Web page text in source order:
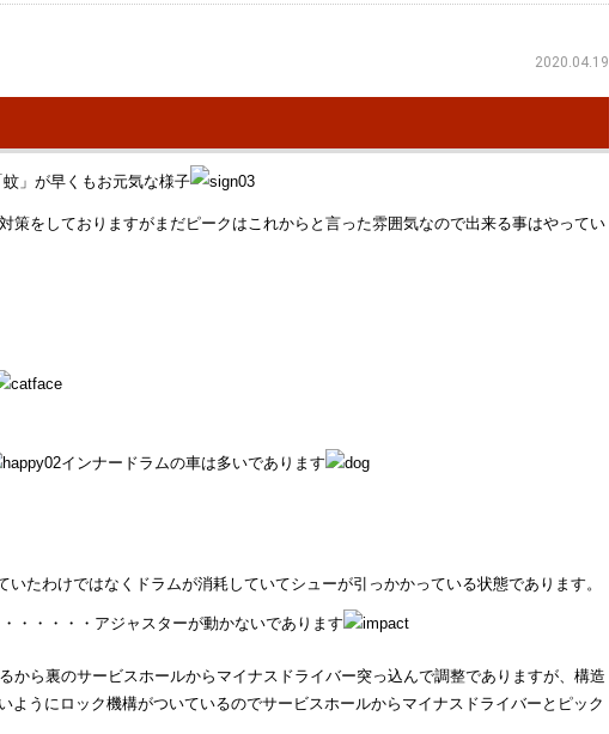
2020.04.19
」が早くもお元気な様子
策をしておりますがまだピークはこれからと言った雰囲気なので出来る事はやってい
インナードラムの車は多いであります
いたわけではなくドラムが消耗していてシューが引っかかっている状態であります。
・・・・・・アジャスターが動かないであります
から裏のサービスホールからマイナスドライバー突っ込んで調整でありますが、構造
ようにロック機構がついているのでサービスホールからマイナスドライバーとピック